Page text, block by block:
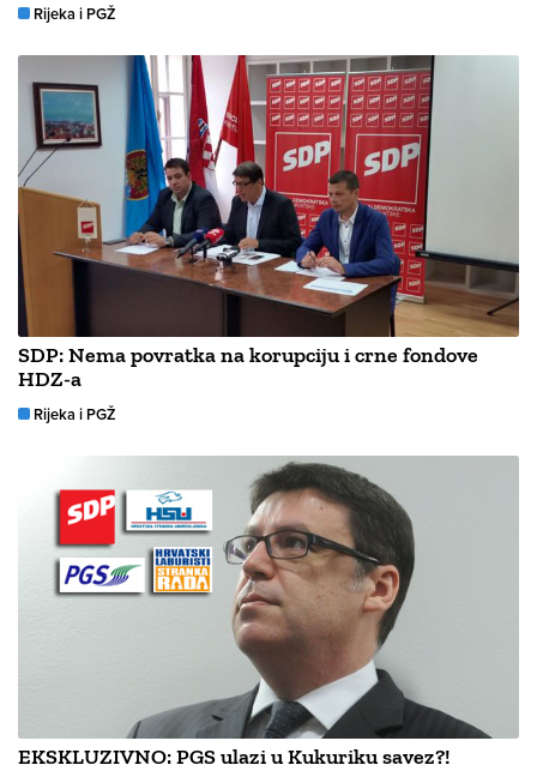
Rijeka i PGŽ
SDP: Nema povratka na korupciju i crne fondove
HDZ-a
Rijeka i PGŽ
EKSKLUZIVNO: PGS ulazi u Kukuriku savez?!